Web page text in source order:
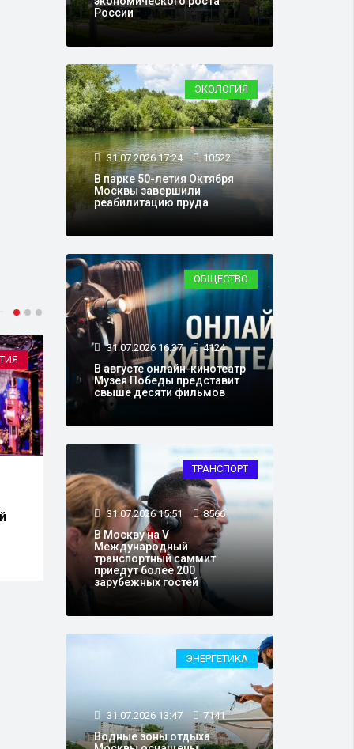
ОБЩЕСТВО
15.07.2026 18:15 29820
Ко Дню фронтовой
собаки Музей Победы
запустил «Хвостатый
флешмоб»
России
ЭКОЛОГИЯ
31.07.2026 17:24 10522
В парке 50-летия Октября
Москвы завершили
реабилитацию пруда
ОБЩЕСТВО
31.07.2026 16:37 4124
В августе онлайн-кинотеатр
Музея Победы представит
свыше десяти фильмов
ТРАНСПОРТ
31.07.2026 15:51 8566
В Москву на V
Международный
транспортный саммит
приедут более 200
зарубежных гостей
ЭНЕРГЕТИКА
31.07.2026 13:47 7141
Водные зоны отдыха